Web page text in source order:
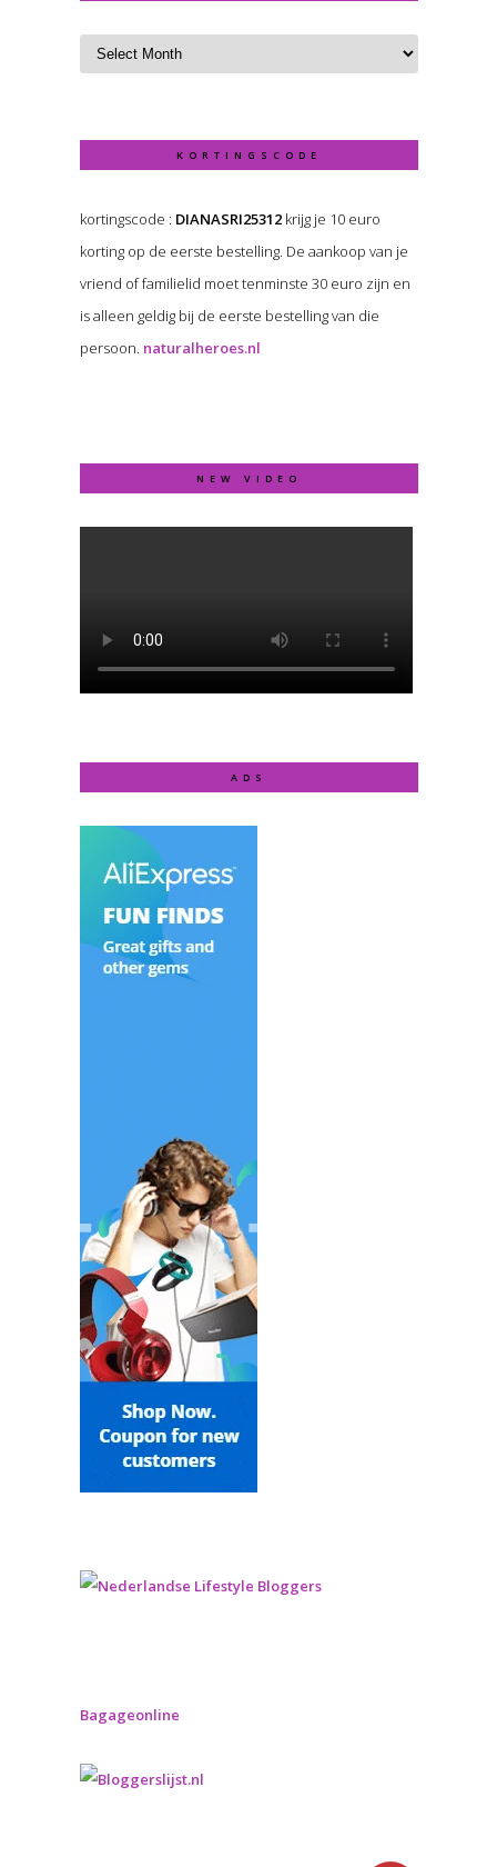
KORTINGSCODE
kortingscode : DIANASRI25312krijg je 10 euro
korting op de eerste bestelling. De aankoop van je
vriend of familielid moet tenminste 30 euro zijn en
is alleen geldig bij de eerste bestelling van die
persoon. naturalheroes.nl
NEW VIDEO
ADS
Bagageonline